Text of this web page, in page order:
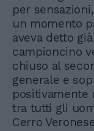
per
un momento
aveva detto
campioncino
chiuso al
generale e
positivamente
tra tutti gli
Cerro